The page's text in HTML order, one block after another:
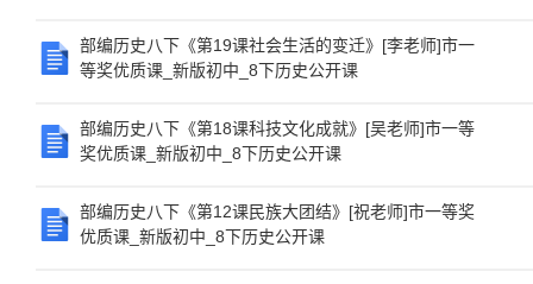
部编历史八下《第19课社会生活的变迁》[李老师]市一
等奖优质课_新版初中_8下历史公开课
部编历史八下《第18课科技文化成就》[吴老师]市一等
奖优质课_新版初中_8下历史公开课
部编历史八下《第12课民族大团结》[祝老师]市一等奖
优质课_新版初中_8下历史公开课